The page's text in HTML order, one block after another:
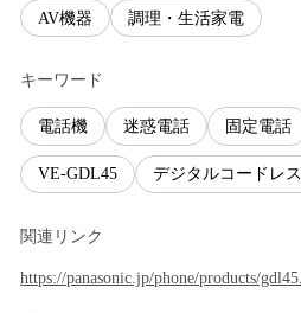
AV機器 調理・生活家電
キーワード
電話機 迷惑電話 固定電話
VE-GDL45 デジタルコードレ
関連リンク
https://panasonic.jp/phone/products/